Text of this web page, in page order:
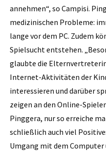
annehmen“, so Campisi.
medizinischen Probleme:
lange vor dem PC. Zudem
Spielsucht entstehen.
glaubte die
Internet-Aktivitäten der
interessieren und darüber
zeigen an den Online-
Pinggera, nur so erreiche
schließlich auch viel
Umgang mit dem Computer